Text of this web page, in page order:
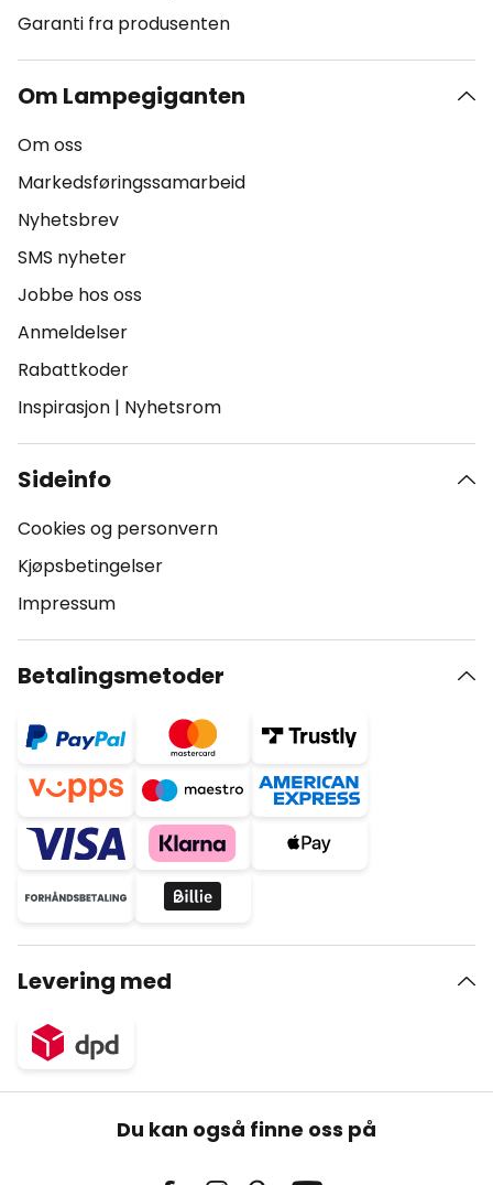
Garanti fra produsenten
Om Lampegiganten
Om oss
Markedsføringssamarbeid
Nyhetsbrev
SMS nyheter
Jobbe hos oss
Anmeldelser
Rabattkoder
Inspirasjon | Nyhetsrom
Sideinfo
Cookies og personvern
Kjøpsbetingelser
Impressum
Betalingsmetoder
Levering med
Du kan også finne oss på